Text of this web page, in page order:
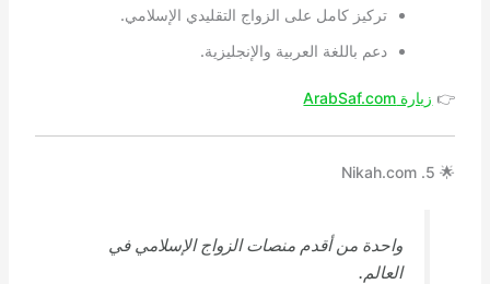
تركيز كامل على الزواج التقليدي الإسلامي.
دعم باللغة العربية والإنجليزية.
👉 زيارة ArabSaf.com
🌟 5. Nikah.com
واحدة من أقدم منصات الزواج الإسلامي في
العالم.